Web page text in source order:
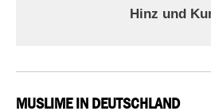
Hinz und
MUSLIME IN DEUTSCHLAND